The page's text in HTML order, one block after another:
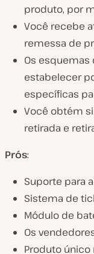
produto, por
Você recebe
remessa de
Os
estabelecer
específicas
Você obtém
retirada e
Prós:
Suporte para
Sistema de
Módulo de
Os
Produto